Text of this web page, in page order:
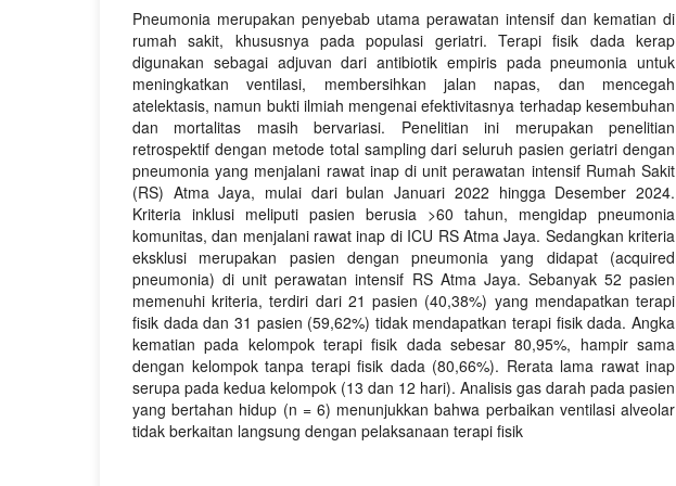
Pneumonia merupakan penyebab utama perawatan intensif dan kematian di
rumah sakit, khususnya pada populasi geriatri. Terapi fisik dada kerap
digunakan sebagai adjuvan dari antibiotik empiris pada pneumonia untuk
meningkatkan ventilasi, membersihkan jalan napas, dan mencegah
atelektasis, namun bukti ilmiah mengenai efektivitasnya terhadap kesembuhan
dan mortalitas masih bervariasi. Penelitian ini merupakan penelitian
retrospektif dengan metode total sampling dari seluruh pasien geriatri dengan
pneumonia yang menjalani rawat inap di unit perawatan intensif Rumah Sakit
(RS) Atma Jaya, mulai dari bulan Januari 2022 hingga Desember 2024.
Kriteria inklusi meliputi pasien berusia >60 tahun, mengidap pneumonia
komunitas, dan menjalani rawat inap di ICU RS Atma Jaya. Sedangkan kriteria
eksklusi merupakan pasien dengan pneumonia yang didapat (acquired
pneumonia) di unit perawatan intensif RS Atma Jaya. Sebanyak 52 pasien
memenuhi kriteria, terdiri dari 21 pasien (40,38%) yang mendapatkan terapi
fisik dada dan 31 pasien (59,62%) tidak mendapatkan terapi fisik dada. Angka
kematian pada kelompok terapi fisik dada sebesar 80,95%, hampir sama
dengan kelompok tanpa terapi fisik dada (80,66%). Rerata lama rawat inap
serupa pada kedua kelompok (13 dan 12 hari). Analisis gas darah pada pasien
yang bertahan hidup (n = 6) menunjukkan bahwa perbaikan ventilasi alveolar
tidak berkaitan langsung dengan pelaksanaan terapi fisik